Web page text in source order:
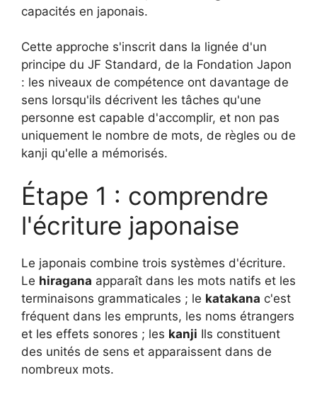
capacités en japonais.
Cette approche s'inscrit dans la lignée d'un
principe du JF Standard, de la Fondation Japon
: les niveaux de compétence ont davantage de
sens lorsqu'ils décrivent les tâches qu'une
personne est capable d'accomplir, et non pas
uniquement le nombre de mots, de règles ou de
kanji qu'elle a mémorisés.
Étape 1 : comprendre
l'écriture japonaise
Le japonais combine trois systèmes d'écriture.
Le hiragana apparaît dans les mots natifs et les
terminaisons grammaticales ; le katakana c'est
fréquent dans les emprunts, les noms étrangers
et les effets sonores ; les kanji Ils constituent
des unités de sens et apparaissent dans de
nombreux mots.